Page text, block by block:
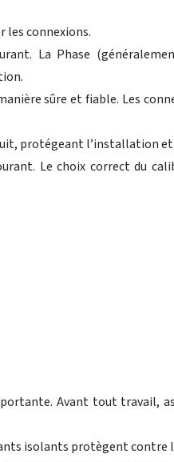
les connexions.
La Phase
sûre et fiable. Les
protégeant l’installation
Le choix correct du
Avant tout travail,
isolants protègent contre